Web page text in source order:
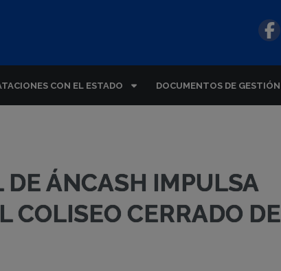
CON EL ESTADO DOCUMENTOS DE GESTIÓN
ÁNCASH IMPULSA
COLISEO CERRADO DE